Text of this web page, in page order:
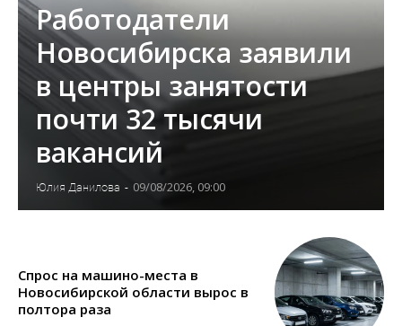
Работодатели
Новосибирска заявили
в центры занятости
почти 32 тысячи
вакансий
Юлия Данилова - 09/08/2026, 09:00
Спрос на машино-места в
Новосибирской области вырос в
полтора раза